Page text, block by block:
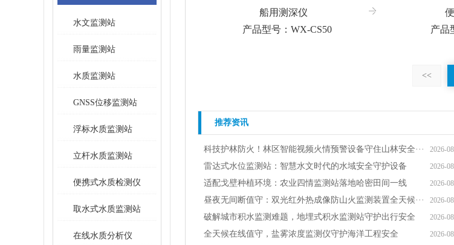
水文监测站
雨量监测站
水质监测站
GNSS位移监测站
浮标水质监测站
立杆水质监测站
便携式水质检测仪
取水式水质监测站
在线水质分析仪
船用测深仪
产品型号：WX-CS50
产品
<<
推荐资讯
2026-
科技护林防火！林区智能视频火情预警设备守住山林安全···
2026-
雷达式水位监测站：智慧水文时代的水域安全守护设备
2026-
适配戈壁种植环境：农业四情监测站落地哈密田间一线
2026-
昼夜无间断值守：双光红外热成像防山火监测装置全天候···
2026-
破解城市积水监测难题，地埋式积水监测站守护出行安全
2026-
全天候在线值守，盐雾浓度监测仪守护海洋工程安全